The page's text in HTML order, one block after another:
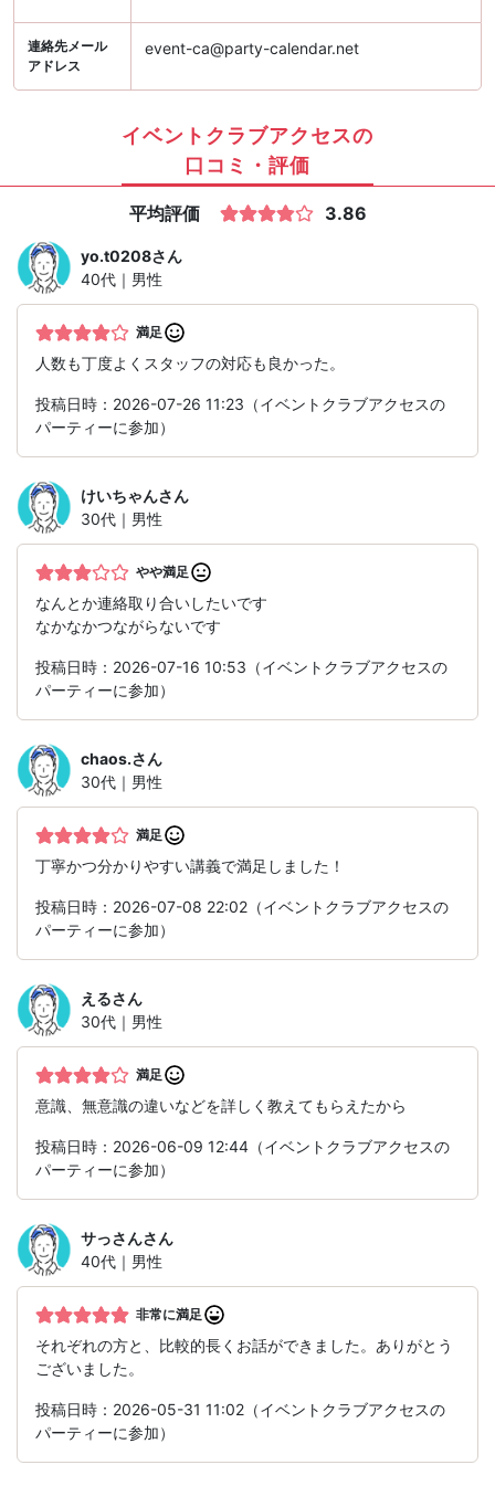
連絡先メール
アドレス
event-ca@party-calendar.net
イベントクラブアクセスの
口コミ・評価
平均評価 3.86
yo.t0208さん
40代｜男性
満足
人数も丁度よくスタッフの対応も良かった。
投稿日時：2026-07-26 11:23（イベントクラブアクセスの
パーティーに参加）
けいちゃんさん
30代｜男性
やや満足
なんとか連絡取り合いしたいです
なかなかつながらないです
投稿日時：2026-07-16 10:53（イベントクラブアクセスの
パーティーに参加）
chaos.さん
30代｜男性
満足
丁寧かつ分かりやすい講義で満足しました！
投稿日時：2026-07-08 22:02（イベントクラブアクセスの
パーティーに参加）
えるさん
30代｜男性
満足
意識、無意識の違いなどを詳しく教えてもらえたから
投稿日時：2026-06-09 12:44（イベントクラブアクセスの
パーティーに参加）
サっさんさん
40代｜男性
非常に満足
それぞれの方と、比較的長くお話ができました。ありがとう
ございました。
投稿日時：2026-05-31 11:02（イベントクラブアクセスの
パーティーに参加）